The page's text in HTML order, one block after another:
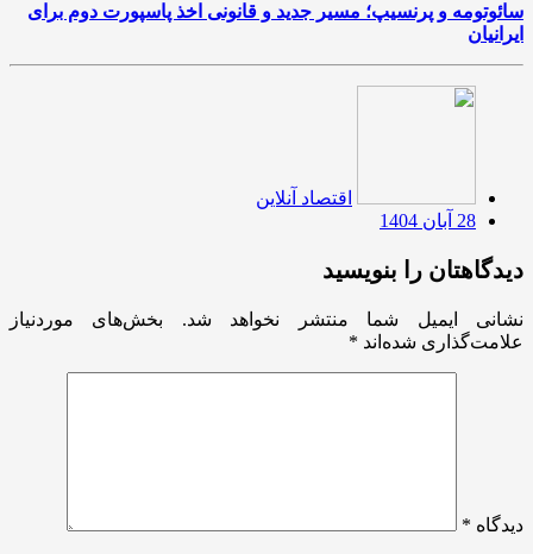
سائوتومه و پرنسیپ؛ مسیر جدید و قانونی اخذ پاسپورت دوم برای
ایرانیان
اقتصاد آنلاین
28 آبان 1404
دیدگاهتان را بنویسید
نشانی ایمیل شما منتشر نخواهد شد.
بخش‌های موردنیاز
علامت‌گذاری شده‌اند *
دیدگاه *